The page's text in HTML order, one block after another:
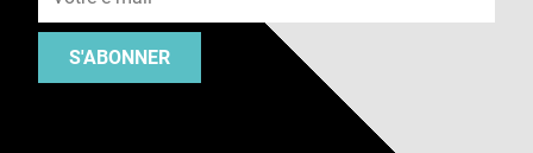
S'ABONNER